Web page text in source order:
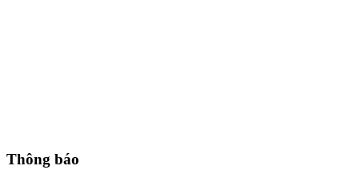
Thông báo